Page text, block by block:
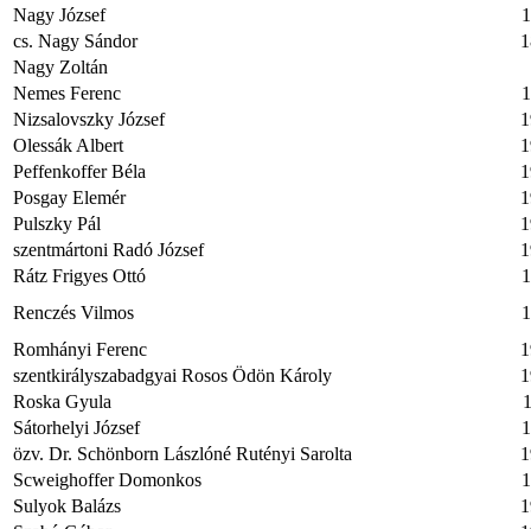
Nagy József
cs. Nagy Sándor
Nagy Zoltán
Nemes Ferenc
Nizsalovszky József
Olessák Albert
Peffenkoffer Béla
Posgay Elemér
Pulszky Pál
szentmártoni Radó József
Rátz Frigyes Ottó
Renczés Vilmos
Romhányi Ferenc
szentkirályszabadgyai Rosos Ödön Károly
Roska Gyula
Sátorhelyi József
özv. Dr. Schönborn Lászlóné Rutényi Sarolta
Scweighoffer Domonkos
Sulyok Balázs